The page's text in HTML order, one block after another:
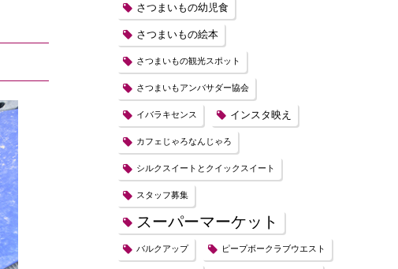
さつまいもの幼児食
さつまいもの絵本
さつまいもの観光スポット
さつまいもアンバサダー協会
イバラキセンス インスタ映え
カフェじゃろなんじゃろ
シルクスイートとクイックスイート
スタッフ募集
スーパーマーケット
バルクアップ ピープボークラブウエスト